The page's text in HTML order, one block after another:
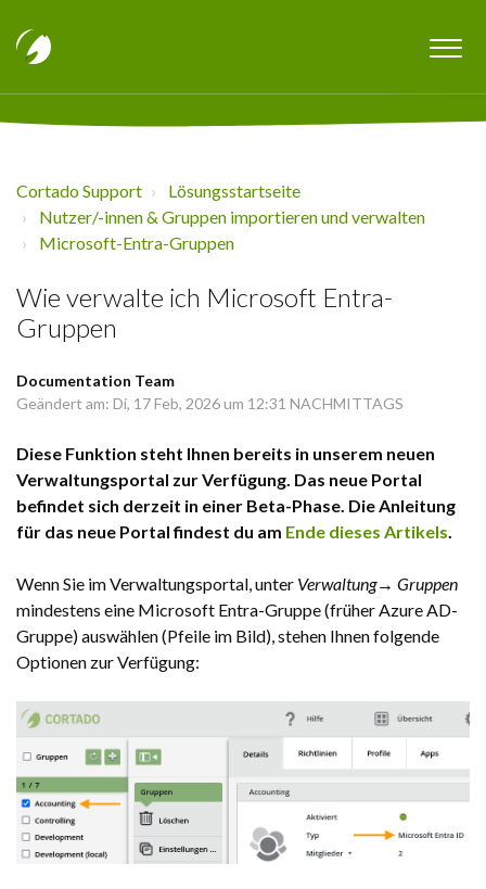
Cortado Support
Lösungsstartseite
Nutzer/-innen & Gruppen importieren und verwalten
Microsoft-Entra-Gruppen
Wie verwalte ich Microsoft Entra-
Gruppen
Documentation Team
Geändert am: Di, 17 Feb, 2026 um 12:31 NACHMITTAGS
Diese Funktion steht Ihnen bereits in unserem neuen
Verwaltungsportal zur Verfügung. Das neue Portal
befindet sich derzeit in einer Beta-Phase. Die Anleitung
für das neue Portal findest du am Ende dieses Artikels.
Wenn Sie im Verwaltungsportal, unter Verwaltung→ Gruppen
mindestens eine Microsoft Entra-Gruppe (früher Azure AD-
Gruppe) auswählen (Pfeile im Bild), stehen Ihnen folgende
Optionen zur Verfügung: